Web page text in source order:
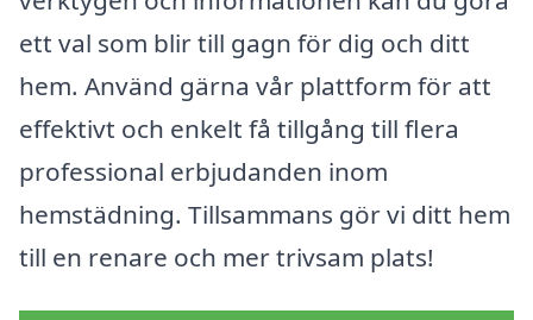
ett val som blir till gagn för dig och ditt
hem. Använd gärna vår plattform för att
effektivt och enkelt få tillgång till flera
professional erbjudanden inom
hemstädning. Tillsammans gör vi ditt hem
till en renare och mer trivsam plats!